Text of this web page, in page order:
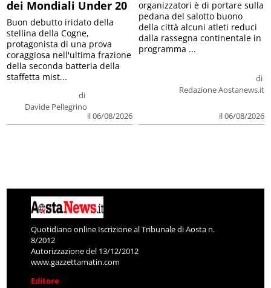
dei Mondiali Under 20
di
Davide Pellegrino
il 06/08/2026
Buon debutto iridato della
stellina della Cogne,
protagonista di una prova
coraggiosa nell'ultima frazione
della seconda batteria della
staffetta mist...
di
Redazione Aostanews.it
il 06/08/2026
organizzatori è di portare sulla
pedana del salotto buono
della città alcuni atleti reduci
dalla rassegna continentale in
programma ...
Quotidiano online Iscrizione al Tribunale di Aosta n.
8/2012
Autorizzazione del 13/12/2012
www.gazzettamatin.com
Editore